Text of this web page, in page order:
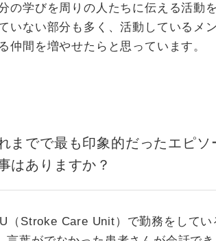
の学びを周りの人たちに伝える活動
いない部分も多く、活動しているメ
仲間を増やせたらと思っています。
までで最も印象的だったエピ
はありますか？
（Stroke Care Unit）で勤務をして